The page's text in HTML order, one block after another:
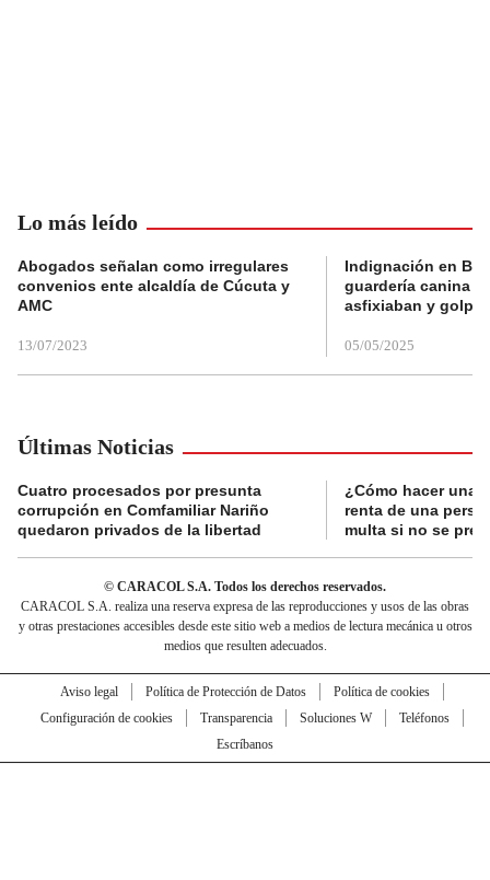
Lo más leído
Abogados señalan como irregulares
convenios ente alcaldía de Cúcuta y
AMC
13/07/2023
Indignación en
guardería canina
asfixiaban y
05/05/2025
Últimas Noticias
Cuatro procesados por presunta
corrupción en Comfamiliar Nariño
quedaron privados de la libertad
¿Cómo hacer una
renta de una
multa si no se
© CARACOL S.A. Todos los derechos reservados.
CARACOL S.A. realiza una reserva expresa de las reproducciones y usos de las obras
y otras prestaciones accesibles desde este sitio web a medios de lectura mecánica u otros
medios que resulten adecuados.
Aviso legal Política de Protección de Datos
Política de cookies
Configuración de cookies
Transparencia Soluciones W
Teléfonos
Escríbanos